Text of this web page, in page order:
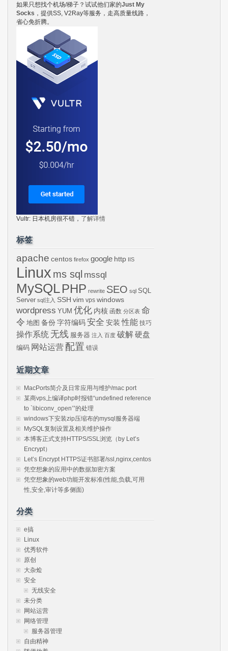
如果只想找个机场/梯子？试试他们家的Just My
Socks ，提供SS, V2Ray等服务，走高质量线路，
省心免折腾。
Vultr: 日本机房很不错， 了解详情
标签
apache centos firefox google http IIS
Linux ms sql mssql
MySQLPHP rewrite SEO sql SQL
Server sql注入 SSH vim vps windows
wordpress YUM 优化 内核 函数 分区表 命
令 地图 备份 字符编码 安全 安装 性能 技巧
操作系统 无线 服务器 注入 百度 破解硬盘
编码 网站运营 配置 错误
近期文章
MacPorts简介及日常应用与维护/mac port
某商vps上编译php时报错“undefined reference
to `libiconv_open’”的处理
windows下安装zip压缩布的mysql服务器端
MySQL复制设置及相关维护操作
本博客正式支持HTTPS/SSL浏览（by Let’s
Encrypt）
Let’s Encrypt HTTPS证书部署/ssl,nginx,centos
凭空想象的应用中的数据加密方案
凭空想象的web功能开发标准(性能,负载,可用
性,安全,审计等多侧面)
分类
e搞
Linux
优秀软件
原创
大杂烩
安全
无线安全
未分类
网站运营
网络管理
服务器管理
自由精神